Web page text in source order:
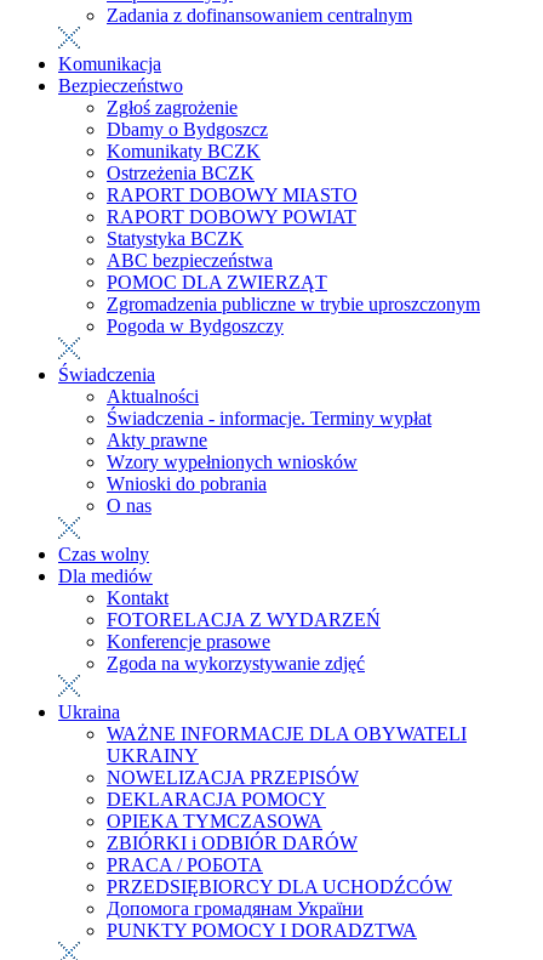
Zadania z dofinansowaniem centralnym
Komunikacja
Bezpieczeństwo
Zgłoś zagrożenie
Dbamy o Bydgoszcz
Komunikaty BCZK
Ostrzeżenia BCZK
RAPORT DOBOWY MIASTO
RAPORT DOBOWY POWIAT
Statystyka BCZK
ABC bezpieczeństwa
POMOC DLA ZWIERZĄT
Zgromadzenia publiczne w trybie uproszczonym
Pogoda w Bydgoszczy
Świadczenia
Aktualności
Świadczenia - informacje. Terminy wypłat
Akty prawne
Wzory wypełnionych wniosków
Wnioski do pobrania
O nas
Czas wolny
Dla mediów
Kontakt
FOTORELACJA Z WYDARZEŃ
Konferencje prasowe
Zgoda na wykorzystywanie zdjęć
Ukraina
WAŻNE INFORMACJE DLA OBYWATELI
UKRAINY
NOWELIZACJA PRZEPISÓW
DEKLARACJA POMOCY
OPIEKA TYMCZASOWA
ZBIÓRKI i ODBIÓR DARÓW
PRACA / РОБОТА
PRZEDSIĘBIORCY DLA UCHODŹCÓW
Допомога громадянам України
PUNKTY POMOCY I DORADZTWA